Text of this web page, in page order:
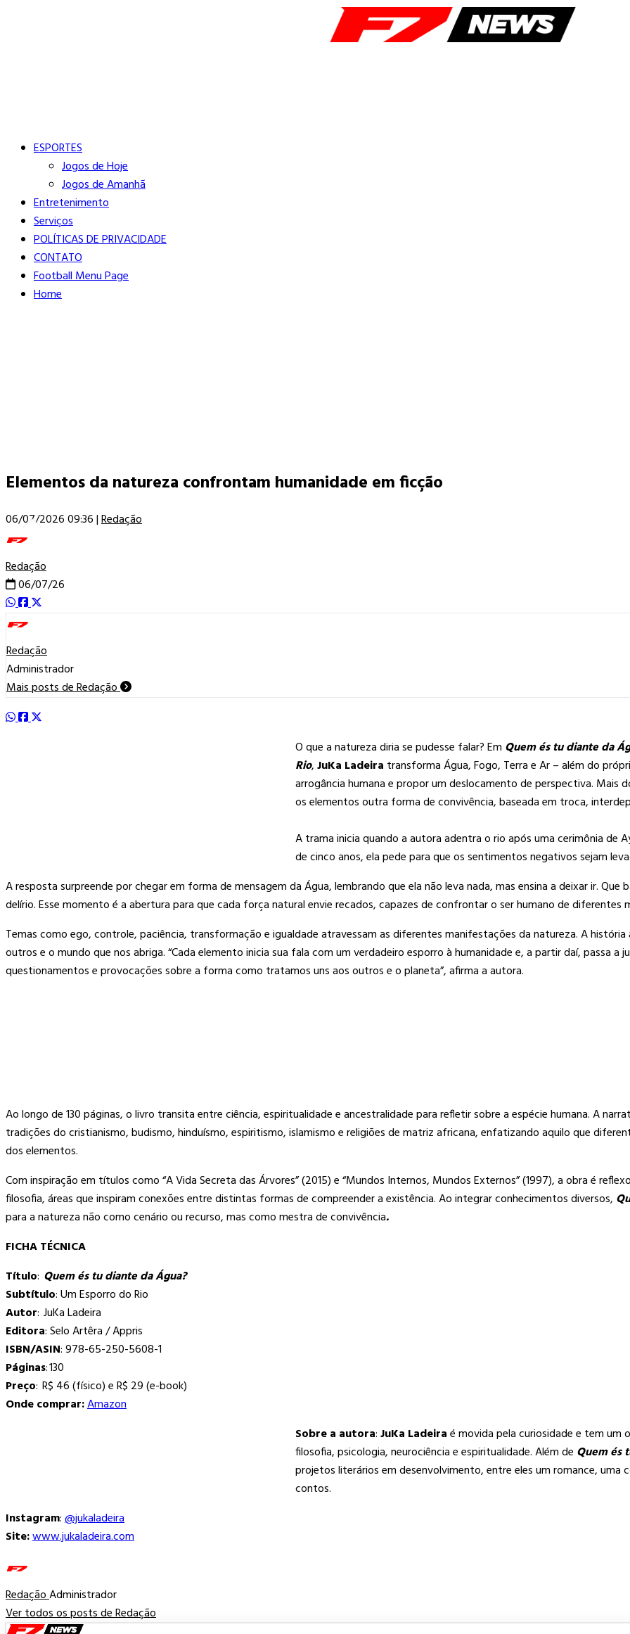
ESPORTES
Jogos de Hoje
Jogos de Amanhã
Entretenimento
Serviços
POLÍTICAS DE PRIVACIDADE
CONTATO
Football Menu Page
Home
Elementos da natureza confrontam humanidade em ficção
06/07/2026 09:36|Redação
Redação
06/07/26
Redação
Administrador
Mais posts de Redação
O que a natureza diria se pudesse falar? Em Quem és tu diante da
Rio,JuKa Ladeira transforma Água, Fogo, Terra e Ar – além do
arrogância humana e propor um deslocamento de perspectiva. Mais
os elementos outra forma de convivência, baseada em troca,
A trama inicia quando a autora adentra o rio após uma cerimônia de
de cinco anos, ela pede para que os sentimentos negativos sejam
A resposta surpreende por chegar em forma de mensagem da Água, lembrando que ela não leva nada, mas ensina a deixar ir.
delírio. Esse momento é a abertura para que cada força natural envie recados, capazes de confrontar o ser humano de diferentes
Temas como ego, controle, paciência, transformação e igualdade atravessam as diferentes manifestações da natureza. A
outros e o mundo que nos abriga. “Cada elemento inicia sua fala com um verdadeiro esporro à humanidade e, a partir daí, passa
questionamentos e provocações sobre a forma como tratamos uns aos outros e o planeta”, afirma a autora.
Ao longo de 130 páginas, o livro transita entre ciência, espiritualidade e ancestralidade para refletir sobre a espécie humana. A
tradições do cristianismo, budismo, hinduísmo, espiritismo, islamismo e religiões de matriz africana, enfatizando aquilo que
dos elementos.
Com inspiração em títulos como “A Vida Secreta das Árvores” (2015) e “Mundos Internos, Mundos Externos” (1997), a obra é
filosofia, áreas que inspiram conexões entre distintas formas de compreender a existência. Ao integrar conhecimentos diversos,
para a natureza não como cenário ou recurso, mas como mestra de convivência.
FICHA TÉCNICA
Título: Quem és tu diante da Água?
Subtítulo: Um Esporro do Rio
Autor: JuKa Ladeira
Editora: Selo Artêra / Appris
ISBN/ASIN: 978-65-250-5608-1
Páginas: 130
Preço: R$ 46 (físico) e R$ 29 (e-book)
Onde comprar:Amazon
Sobre a autora:JuKa Ladeiraé movida pela curiosidade e tem um
filosofia, psicologia, neurociência e espiritualidade. Além de Quem és
projetos literários em desenvolvimento, entre eles um romance, uma
contos.
Instagram:@jukaladeira
Site:www.jukaladeira.com
RedaçãoAdministrador
Ver todos os posts de Redação